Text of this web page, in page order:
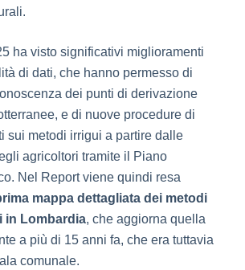
ha visto significativi miglioramenti
di dati, che hanno permesso di
dei punti di derivazione
e di nuove procedure di
sui metodi irrigui a partire dalle
agricoltori tramite il Piano
Nel Report viene quindi resa
mappa dettagliata dei metodi
in Lombardia, che aggiorna quella
a più di 15 anni fa, che era tuttavia
comunale.